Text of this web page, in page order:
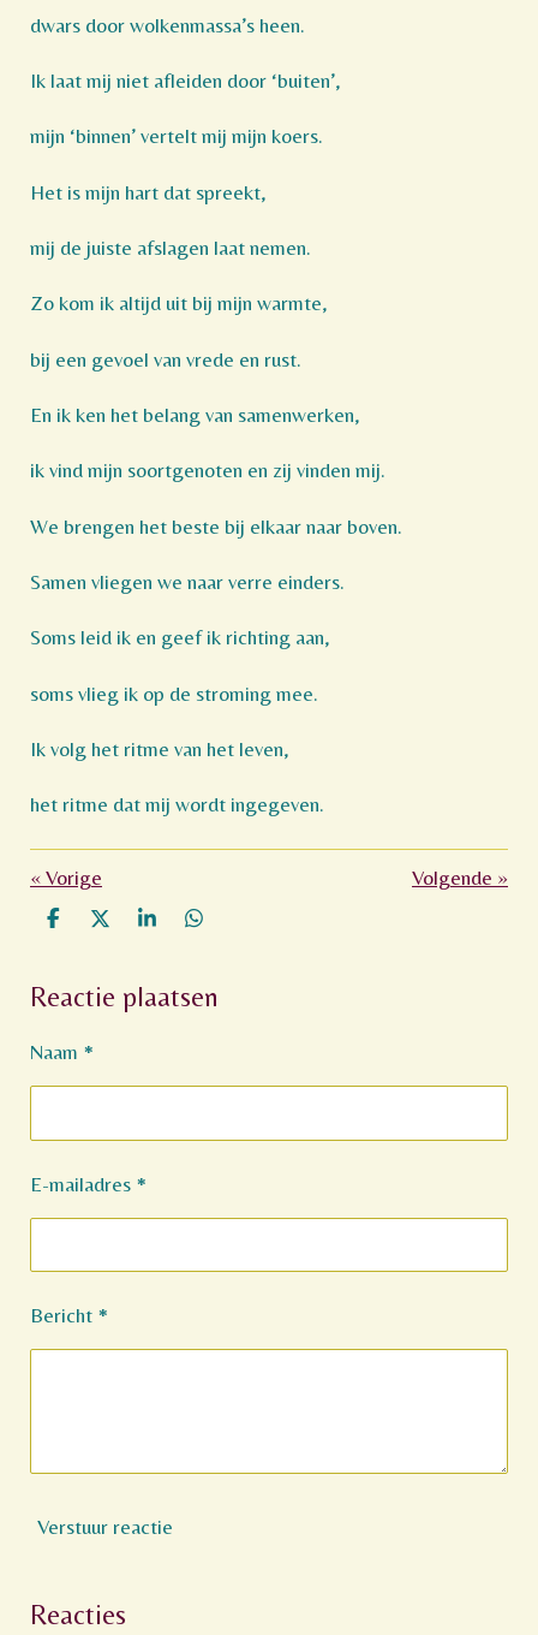
dwars door wolkenmassa’s heen.
Ik laat mij niet afleiden door ‘buiten’,
mijn ‘binnen’ vertelt mij mijn koers.
Het is mijn hart dat spreekt,
mij de juiste afslagen laat nemen.
Zo kom ik altijd uit bij mijn warmte,
bij een gevoel van vrede en rust.
En ik ken het belang van samenwerken,
ik vind mijn soortgenoten en zij vinden mij.
We brengen het beste bij elkaar naar boven.
Samen vliegen we naar verre einders.
Soms leid ik en geef ik richting aan,
soms vlieg ik op de stroming mee.
Ik volg het ritme van het leven,
het ritme dat mij wordt ingegeven.
« Vorige Volgende »
D
e
D
l
S
r
D
e
Reactie plaatsen
Naam *
E-mailadres *
Bericht *
Verstuur reactie
Reacties